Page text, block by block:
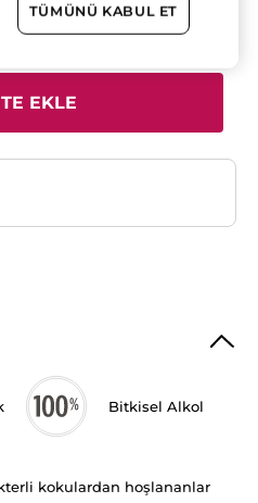
EKLE
Bitkisel Alkol
kokulardan hoşlananlar
TÜMÜNÜ KABUL ET